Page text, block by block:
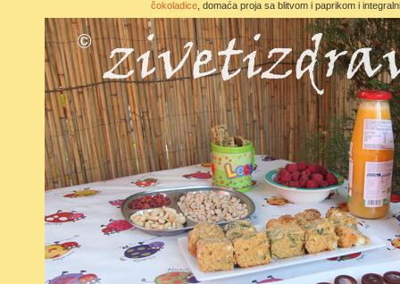
čokoladice , domaća proja sa blitvom i paprikom i